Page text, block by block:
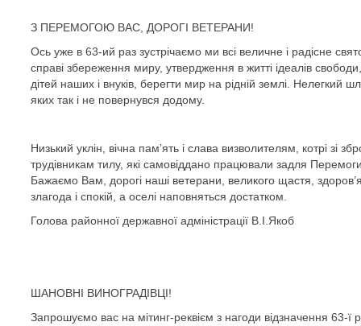
З ПЕРЕМОГОЮ ВАС, ДОРОГІ ВЕТЕРАНИ!
Ось уже в 63-ий раз зустрічаємо ми всі величне і радісне
справі збереження миру, утвердження в житті ідеалів
дітей наших і внуків, берегти мир на рідній землі.
яких так і не повернувся додому.
Низький уклін, вічна пам’ять і слава визволителям, котрі зі
трудівникам тилу, які самовіддано працювали задля
Бажаємо Вам, дорогі наші ветерани, великого щастя,
злагода і спокій, а оселі наповняться достатком.
Голова районної державної адміністрації В.І.Якоб
ШАНОВНІ ВИНОГРАДІВЦІ!
Запрошуємо вас на мітинг-реквієм з нагоди відзначення 63-ї